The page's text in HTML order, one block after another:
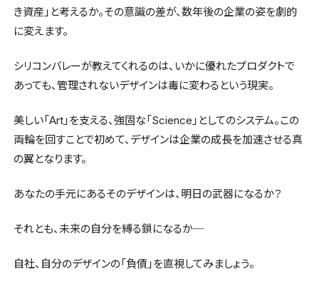
き資産」と考えるか。その意識の差が、数年後の企業の姿を劇的
に変えます。
シリコンバレーが教えてくれるのは、いかに優れたプロダクトで
あっても、管理されないデザインは毒に変わるという現実。
美しい「Art」を支える、強固な「Science」としてのシステム。この
両輪を回すことで初めて、デザインは企業の成長を加速させる真
の翼となります。
あなたの手元にあるそのデザインは、明日の武器になるか？
それとも、未来の自分を縛る鎖になるか─
自社、自分のデザインの「負債」を直視してみましょう。